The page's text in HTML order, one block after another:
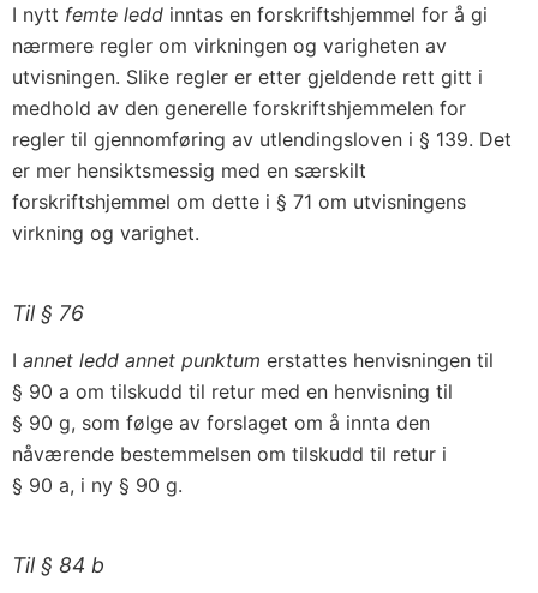
I nytt femte ledd inntas en forskriftshjemmel for å gi
nærmere regler om virkningen og varigheten av
utvisningen. Slike regler er etter gjeldende rett gitt i
medhold av den generelle forskriftshjemmelen for
regler til gjennomføring av utlendingsloven i § 139. Det
er mer hensiktsmessig med en særskilt
forskriftshjemmel om dette i § 71 om utvisningens
virkning og varighet.
Til § 76
I annet ledd annet punktum erstattes henvisningen til
§ 90 a om tilskudd til retur med en henvisning til
§ 90 g, som følge av forslaget om å innta den
nåværende bestemmelsen om tilskudd til retur i
§ 90 a, i ny § 90 g.
Til § 84 b